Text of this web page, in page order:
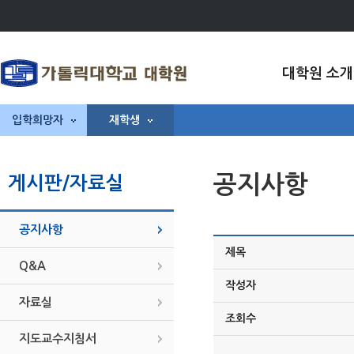
대학원 소개
입학희망자 재학생
게시판/자료실
공지사항
Q&A
자료실
지도교수지침서
공지사항
제목
작성자
조회수